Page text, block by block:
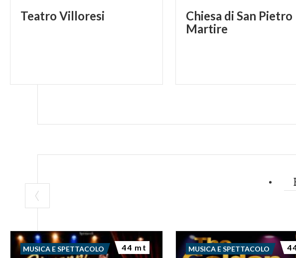
Teatro Villoresi
Chiesa di San Pietro
Martire
MUSICA E SPETTACOLO 44 mt MUSICA E SPETTACOLO